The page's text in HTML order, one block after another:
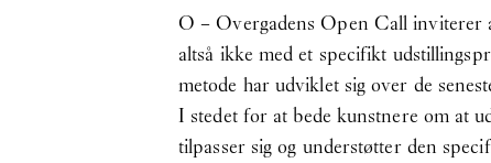
O – Overgadens Open Call inviterer
altså ikke med et specifikt
metode har udviklet sig over de
I stedet for at bede kunstnere om at
tilpasser sig og understøtter den